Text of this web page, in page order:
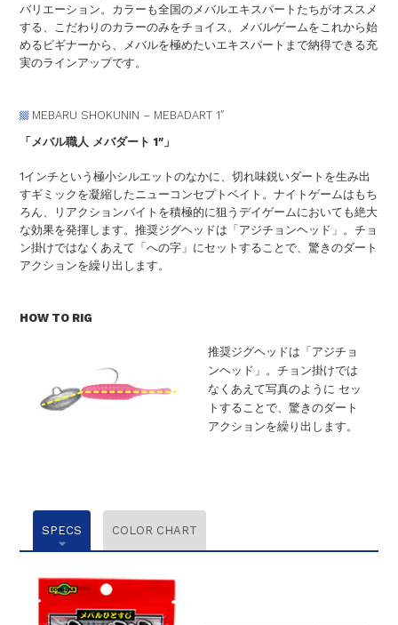
バリエーション。カラーも全国のメバルエキスパートたちがオススメ
する、こだわりのカラーのみをチョイス。メバルゲームをこれから始
めるビギナーから、メバルを極めたいエキスパートまで納得できる充
実のラインアップです。
MEBARU SHOKUNIN – MEBADART 1″
「メバル職人 メバダート 1″」
1インチという極小シルエットのなかに、切れ味鋭いダートを生み出
すギミックを凝縮したニューコンセプトベイト。ナイトゲームはもち
ろん、リアクションバイトを積極的に狙うデイゲームにおいても絶大
な効果を発揮します。推奨ジグヘッドは「アジチョンヘッド」。チョ
ン掛けではなくあえて「への字」にセットすることで、驚きのダート
アクションを繰り出します。
HOW TO RIG
推奨ジグヘッドは「アジチョ
ンヘッド」。チョン掛けでは
なくあえて写真のように セッ
トすることで、驚きのダート
アクションを繰り出します。
SPECS COLOR CHART